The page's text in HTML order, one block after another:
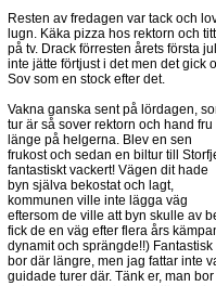
Resten av fredagen var tack och
lugn. Käka pizza hos rektorn och
på tv. Drack förresten årets första
inte jätte förtjust i det men det gick
Sov som en stock efter det.
Vakna ganska sent på lördagen,
tur är så sover rektorn och hand fru
länge på helgerna. Blev en sen
frukost och sedan en biltur till
fantastiskt vackert! Vägen dit hade
byn själva bekostat och lagt,
kommunen ville inte lägga väg
eftersom de ville att byn skulle av
fick de en väg efter flera års
dynamit och sprängde!!)
bor där längre, men jag fattar inte
guidade turer där. Tänk er, man